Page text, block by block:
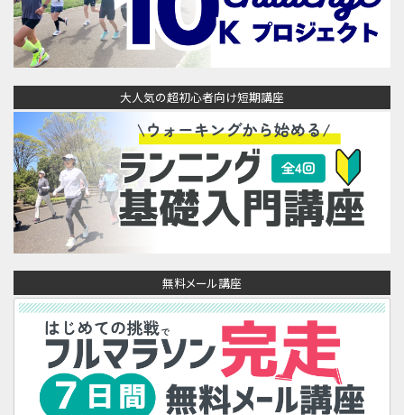
大人気の超初心者向け短期講座
無料メール講座